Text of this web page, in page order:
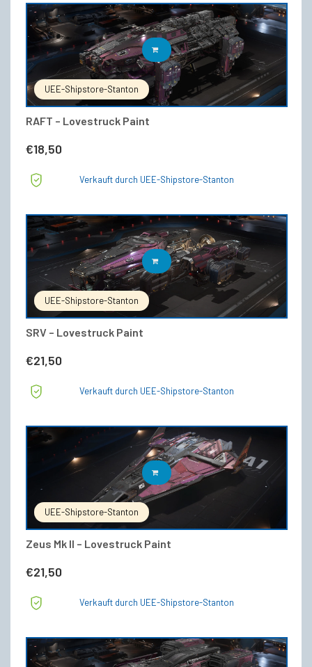
UEE-Shipstore-Stanton
RAFT – Lovestruck Paint
€18,50
IN DEN WARENKORB
Verkauft durch UEE-Shipstore-Stanton
UEE-Shipstore-Stanton
SRV – Lovestruck Paint
€21,50
IN DEN WARENKORB
Verkauft durch UEE-Shipstore-Stanton
UEE-Shipstore-Stanton
Zeus Mk II – Lovestruck Paint
€21,50
IN DEN WARENKORB
Verkauft durch UEE-Shipstore-Stanton